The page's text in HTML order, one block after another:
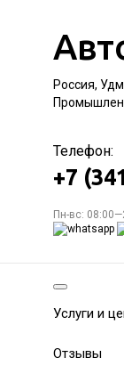
Россия,
Телефон:
+7
Пн-вс:
Услуги и
Отзывы